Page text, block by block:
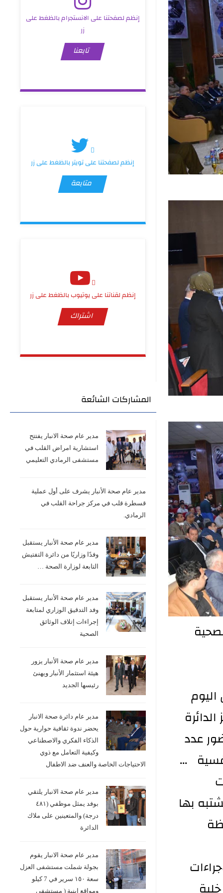
الدائرة
عدد
...
بها
إنظم لصفحتنا على الانستجرام بالظغط على
زر
تابعنا
إنظم لصفحتنا على تويتر بالظغط على زر
متابعة
إنظم لقناتنا على يوتيوب بالظغط على زر
اشتراك
المشاركات الشائعة
مدير عام صحة الانبار يفتتح
استشارية امراض القلب في
مستشفى الرمادي التعليمي
مدير عام صحة الأنبار يشرف على أول عملية
قسطرة قلب في مركز جراحة القلب في
الرمادي.
مدير عام صحة الأنبار يستقبل
وفدًا وزاريًا من دائرة التفتيش
التابعة لوزارة الصحة …
مدير عام صحة الأنبار يستقبل
وفد التدقيق الوزاري لمتابعة
إجراءات إتلاف الوثائق
الصحية
مدير عام صحة الأنبار يزور
هيئة استثمار الأنبار ويهنئ
رئيسها الجديد
مدير عام دائرة صحة الانبار
يحضر ندوة ثقافية حوارية حول
الذكاء الفكري والاصطناعي
وكيفية التعامل مع ذوي
الاحتياجات الخاصة والعنف ضد الاطفال
مدير عام صحة الانبار يلتقي
بوفد يمثل موظفي (٤٨١
درجة) والمتعينين على ملاك
الدائرة
مدير عام صحة الانبار يقوم
بجولة شملت مستشفى العزل
سعة ١٥٠ سرير في 7 كيلو
ومواقع ابنية ( مستشفى